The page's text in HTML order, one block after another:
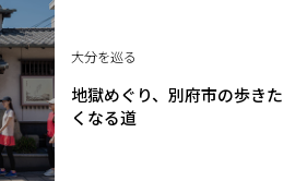
大分を巡る
地獄めぐり、別府市の歩きた
くなる道